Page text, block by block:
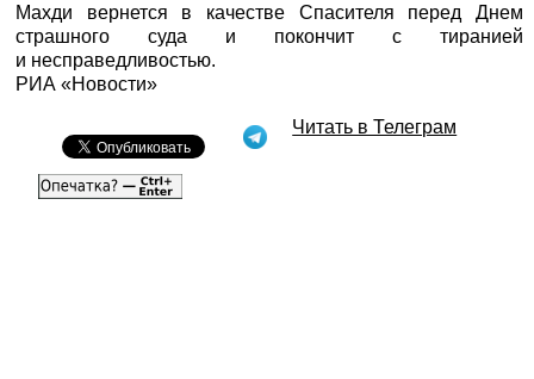
Махди вернется в качестве Спасителя перед Днем
страшного суда и покончит с тиранией
и несправедливостью.
РИА «Новости»
Читать в Телеграм